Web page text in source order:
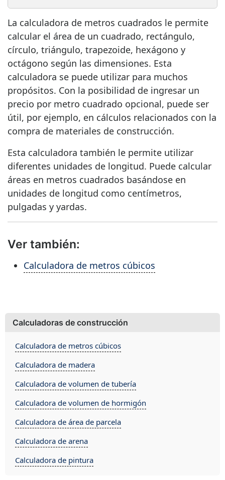
La calculadora de metros cuadrados le permite
calcular el área de un cuadrado, rectángulo,
círculo, triángulo, trapezoide, hexágono y
octágono según las dimensiones. Esta
calculadora se puede utilizar para muchos
propósitos. Con la posibilidad de ingresar un
precio por metro cuadrado opcional, puede ser
útil, por ejemplo, en cálculos relacionados con la
compra de materiales de construcción.
Esta calculadora también le permite utilizar
diferentes unidades de longitud. Puede calcular
áreas en metros cuadrados basándose en
unidades de longitud como centímetros,
pulgadas y yardas.
Ver también:
Calculadora de metros cúbicos
Calculadoras de construcción
Calculadora de metros cúbicos
Calculadora de madera
Calculadora de volumen de tubería
Calculadora de volumen de hormigón
Calculadora de área de parcela
Calculadora de arena
Calculadora de pintura